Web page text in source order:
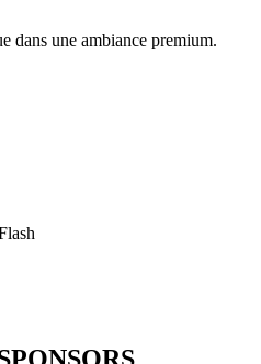
dans une ambiance premium.